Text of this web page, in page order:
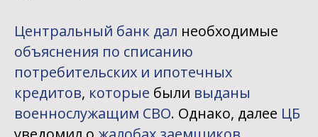
Центральный банк дал необходимые
объяснения по списанию
потребительских и ипотечных
кредитов, которые были выданы
военнослужащим СВО. Однако, далее ЦБ